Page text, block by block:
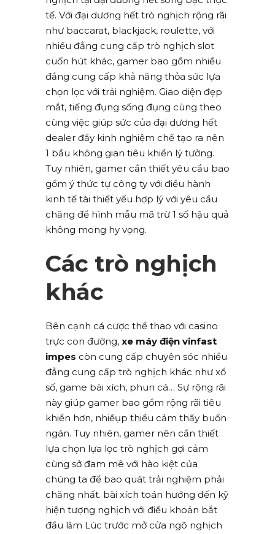
tế. Với đại dương hết trò nghịch rộng rãi
như baccarat, blackjack, roulette, với
nhiều đẳng cung cấp trò nghịch slot
cuốn hút khác, gamer bao gồm nhiều
đẳng cung cấp khả năng thỏa sức lựa
chọn lọc với trải nghiệm. Giao diện đẹp
mắt, tiếng đụng sống đụng cùng theo
cùng việc giúp sức của đại dương hết
dealer đầy kinh nghiệm chế tạo ra nên
1 bầu không gian tiêu khiển lý tưởng.
Tuy nhiên, gamer cần thiết yêu cầu bao
gồm ý thức tự công ty với điều hành
kinh tế tài thiết yếu hợp lý với yêu cầu
chăng để hình mẫu mã trừ 1 số hậu quả
không mong hy vọng.
Các trò nghịch
khác
Bên cạnh cá cược thể thao với casino
trực con đường, xe máy điện vinfast
impes còn cung cấp chuyên sóc nhiều
đẳng cung cấp trò nghịch khác như xổ
số, game bài xích, phun cá… Sự rộng rãi
này giúp gamer bao gồm rộng rãi tiêu
khiển hơn, nhiềụp thiểu cảm thấy buốn
ngán. Tuy nhiên, gamer nên cần thiết
lựa chọn lựa lọc trò nghịch gợi cảm
cùng sở đam mê với hào kiệt của
chúng ta để bao quát trải nghiệm phải
chăng nhất. bài xích toán hướng đến kỹ
hiện tượng nghịch với điều khoản bắt
đầu làm Lúc trước mở cửa ngõ nghịch